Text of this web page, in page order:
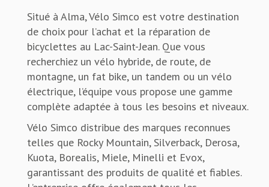
Situé à Alma, Vélo Simco est votre destination
de choix pour l’achat et la réparation de
bicyclettes au Lac-Saint-Jean. Que vous
recherchiez un vélo hybride, de route, de
montagne, un fat bike, un tandem ou un vélo
électrique, l’équipe vous propose une gamme
complète adaptée à tous les besoins et niveaux.
Vélo Simco distribue des marques reconnues
telles que Rocky Mountain, Silverback, Derosa,
Kuota, Borealis, Miele, Minelli et Evox,
garantissant des produits de qualité et fiables.